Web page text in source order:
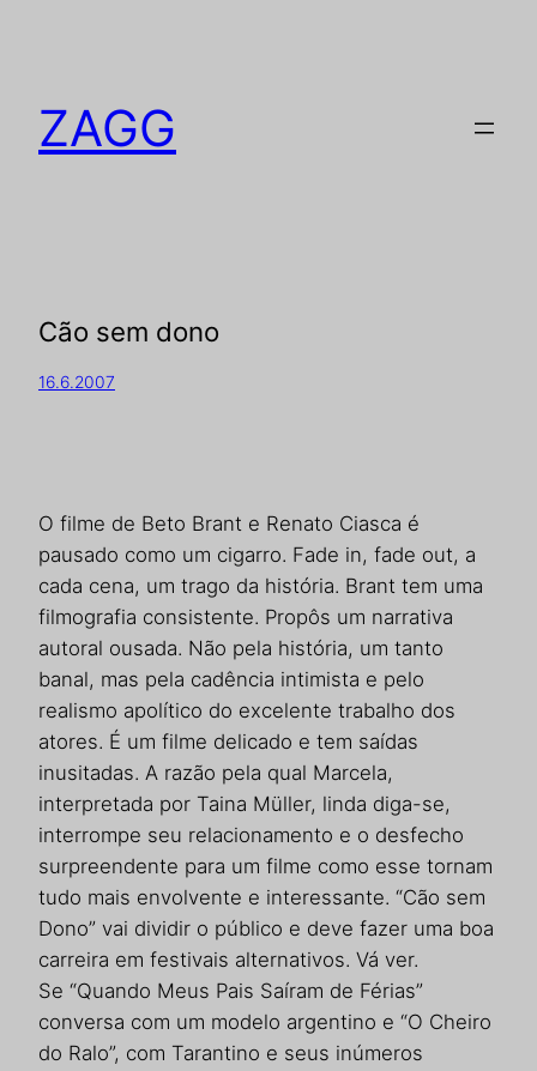
ZAGG
Cão sem dono
16.6.2007
O filme de Beto Brant e Renato Ciasca é
pausado como um cigarro. Fade in, fade out, a
cada cena, um trago da história. Brant tem uma
filmografia consistente. Propôs um narrativa
autoral ousada. Não pela história, um tanto
banal, mas pela cadência intimista e pelo
realismo apolítico do excelente trabalho dos
atores. É um filme delicado e tem saídas
inusitadas. A razão pela qual Marcela,
interpretada por Taina Müller, linda diga-se,
interrompe seu relacionamento e o desfecho
surpreendente para um filme como esse tornam
tudo mais envolvente e interessante. “Cão sem
Dono” vai dividir o público e deve fazer uma boa
carreira em festivais alternativos. Vá ver.
Se “Quando Meus Pais Saíram de Férias”
conversa com um modelo argentino e “O Cheiro
do Ralo”, com Tarantino e seus inúmeros